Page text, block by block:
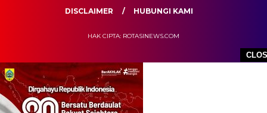
DISCLAIMER
HUBUNGI KAMI
HAK CIPTA: ROTASINEWS.COM